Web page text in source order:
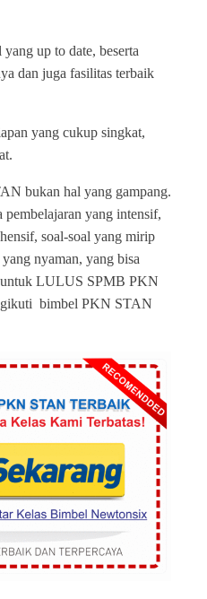
up to date, beserta
dan juga fasilitas terbaik
yang cukup singkat,
bukan hal yang gampang.
pembelajaran yang intensif,
soal-soal yang mirip
nyaman, yang bisa
LULUS SPMB PKN
bimbel PKN STAN